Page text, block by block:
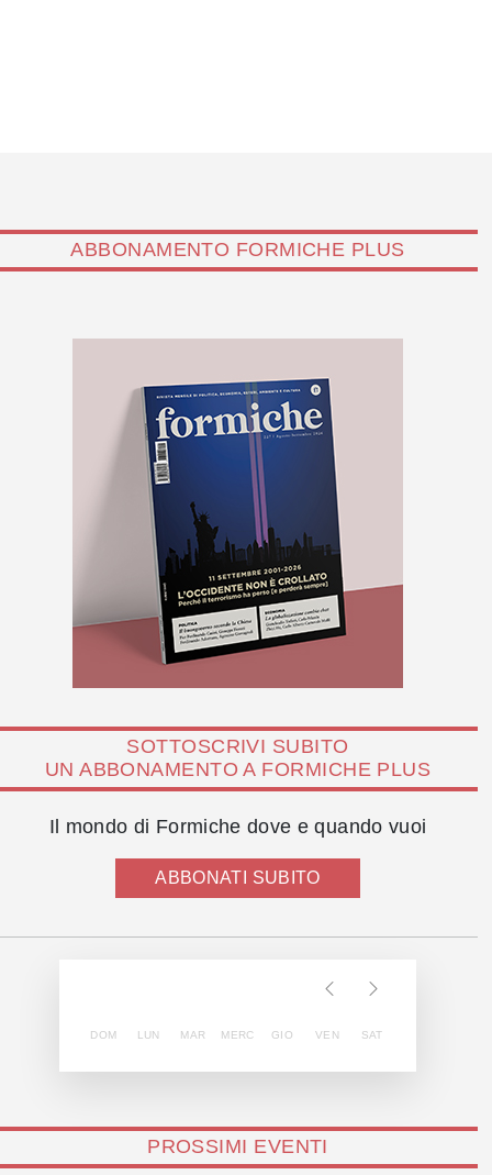
ABBONAMENTO FORMICHE PLUS
SOTTOSCRIVI SUBITO
UN ABBONAMENTO A FORMICHE PLUS
Il mondo di Formiche dove e quando vuoi
ABBONATI SUBITO
DOM LUN MAR MERC GIO VEN SAT
PROSSIMI EVENTI